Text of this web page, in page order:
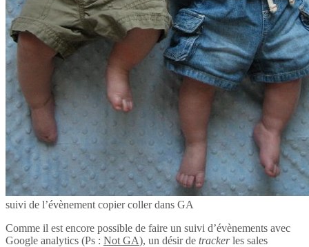
suivi de l’évènement copier coller dans GA
Comme il est encore possible de faire un suivi d’évènements avec
Google analytics (Ps : Not GA), un désir de trackerles sales